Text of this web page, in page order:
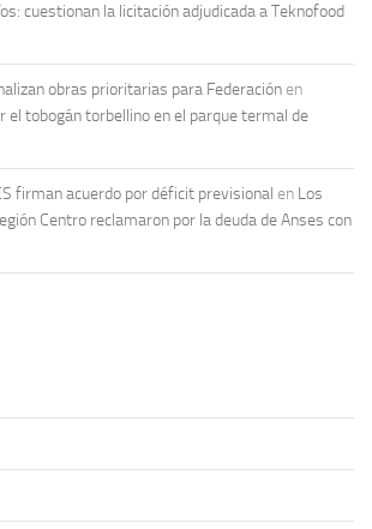
cuestionan la licitación adjudicada a Teknofood
obras prioritarias para Federación en
el tobogán torbellino en el parque termal de
firman acuerdo por déficit previsional en Los
Centro reclamaron por la deuda de Anses con